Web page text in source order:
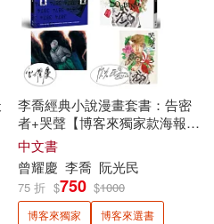
ナナコ(10)
竹内麻耶(10)
柿子文化(38)
寶瓶文化(37)
李喬經典小說漫畫套書：告密
者+哭聲【博客來獨家款海報】
阮光民、曾耀慶親簽典藏版
中文書
曾耀慶 李喬 阮光民
75 折 $750 $1000
博客來獨家 博客來選書